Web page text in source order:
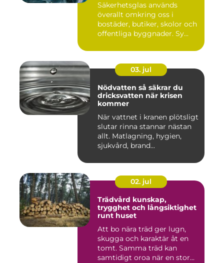
Säkerhetsglas används
överallt omkring oss i
bostäder, butiker, skolor och
offentliga byggnader. Sy...
03. jul
Nödvatten så säkrar du
dricksvatten när krisen
kommer
När vattnet i kranen plötsligt
slutar rinna stannar nästan
allt. Matlagning, hygien,
sjukvård, brand...
02. jul
Trädvård kunskap,
trygghet och långsiktighet
runt huset
Att bo nära träd ger lugn,
skugga och karaktär åt en
tomt. Samma träd kan
samtidigt oroa när en stor...